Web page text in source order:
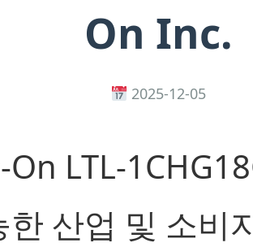
On Inc.
2025-12-05
On LTL-
한 산업 및 소비